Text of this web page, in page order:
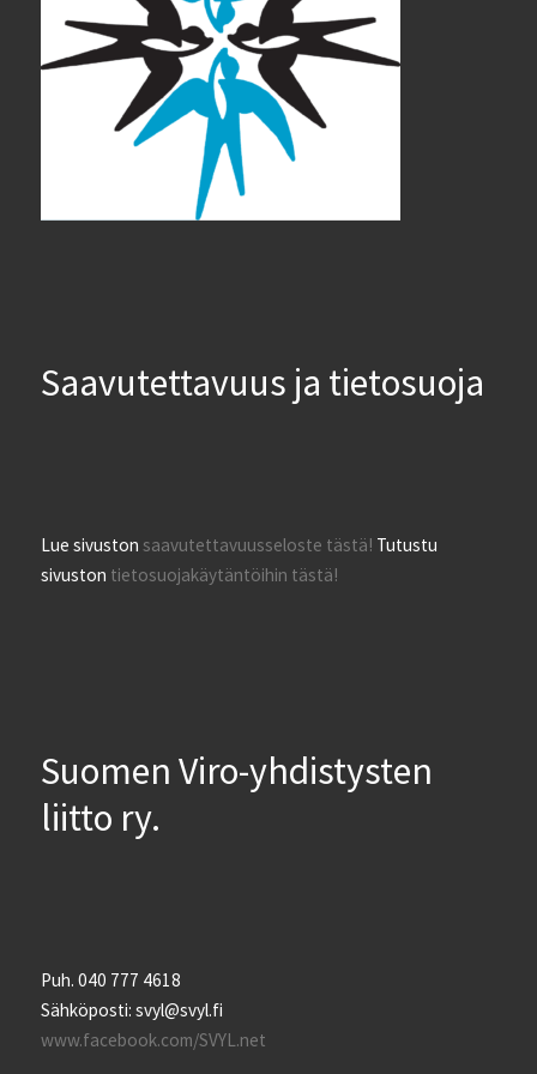
Saavutettavuus ja tietosuoja
Lue sivustonsaavutettavuusseloste tästä! Tutustu
sivuston tietosuojakäytäntöihin tästä!
Suomen Viro-yhdistysten
liitto ry.
Puh. 040 777 4618
Sähköposti: svyl@svyl.fi
www.facebook.com/SVYL.net